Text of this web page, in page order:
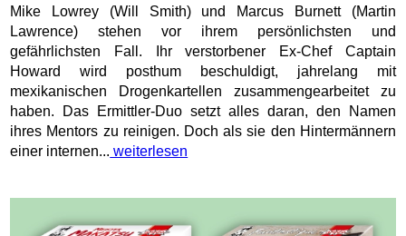
Mike Lowrey (Will Smith) und Marcus Burnett (Martin
Lawrence) stehen vor ihrem persönlichsten und
gefährlichsten Fall. Ihr verstorbener Ex-Chef Captain
Howard wird posthum beschuldigt, jahrelang mit
mexikanischen Drogenkartellen zusammengearbeitet zu
haben. Das Ermittler-Duo setzt alles daran, den Namen
ihres Mentors zu reinigen. Doch als sie den Hintermännern
einer internen... weiterlesen